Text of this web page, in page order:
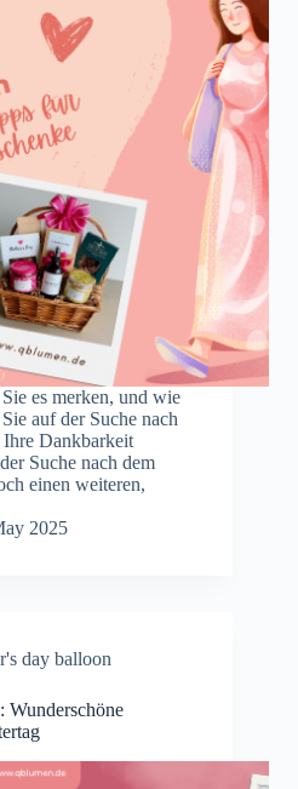
es merken, und wie
auf der Suche nach
Ihre Dankbarkeit
Suche nach dem
einen weiteren,
2025
day balloon
Wunderschöne